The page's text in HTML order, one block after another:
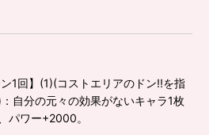
1回】(1)(コストエリアのドン!!を指
自分の元々の効果がないキャラ1枚
パワー+2000。